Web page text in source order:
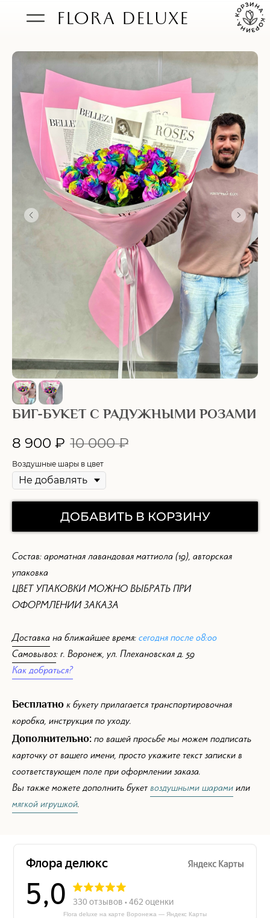
FLORA DELUXE
БИГ-БУКЕТ С РАДУЖНЫМИ РОЗАМИ
8 900 ₽ 10 000 ₽
Воздушные шары в цвет
ДОБАВИТЬ В КОРЗИНУ
Состав: ароматная лавандовая маттиола (19), авторская
упаковка
ЦВЕТ УПАКОВКИ МОЖНО ВЫБРАТЬ ПРИ
ОФОРМЛЕНИИ ЗАКАЗА
Доставкана ближайшее время:сегодня после 08:00
Самовывоз: г. Воронеж, ул. Плехановская д. 59
Как добраться?
Бесплатно к букету прилагается транспортировочная
коробка, инструкция по уходу.
Дополнительно: по вашей просьбе мы можем подписать
карточку от вашего имени, просто укажите текст записки в
соответствующем поле при оформлении заказа.
Вы также можете дополнить букетвоздушными шарамиили
мягкой игрушкой.
Flora deluxe на карте Воронежа — Яндекс Карты